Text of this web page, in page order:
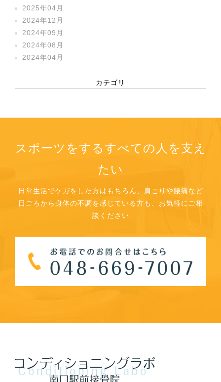
2025年04月
2024年12月
2024年09月
2024年08月
2024年04月
カテゴリ
スポーツをするすべての人を支え
たい
日常生活でケガをした方はもちろん、肩こりや腰痛など
日ごろから身体の不調を感じている方も、お気軽にご相
談ください